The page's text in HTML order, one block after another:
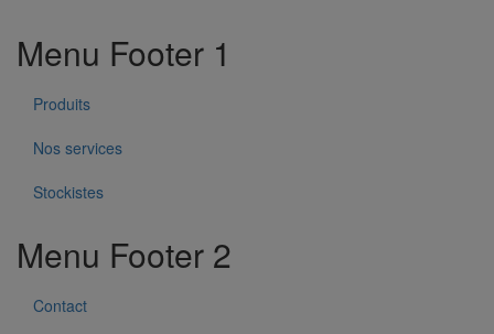
Menu Footer 1
Produits
Nos services
Stockistes
Menu Footer 2
Contact